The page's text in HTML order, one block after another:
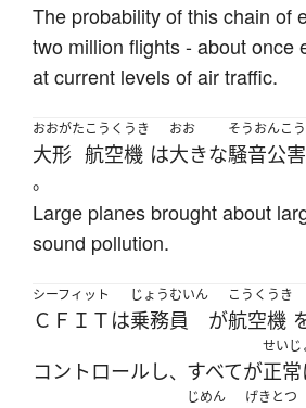
The probability of this chain of
two million flights - about once
at current levels of air traffic.
おおがた
大形
こうくうき
航空機 は
おお
大きな
そうおんこ
騒音公害
。
Large planes brought about
sound pollution.
シーフィット
ＣＦＩＴ は
じょうむいん
乗務員 が
こうくうき
航空機
コントロール し、 すべてが
せいじ
正常
じめん げきとつ